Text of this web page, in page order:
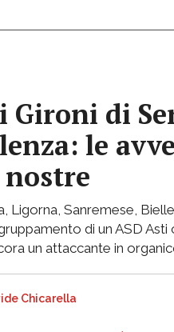
Gironi di
le
Ligorna, Sanremese,
di un ASD
un attaccante in
Chicarella